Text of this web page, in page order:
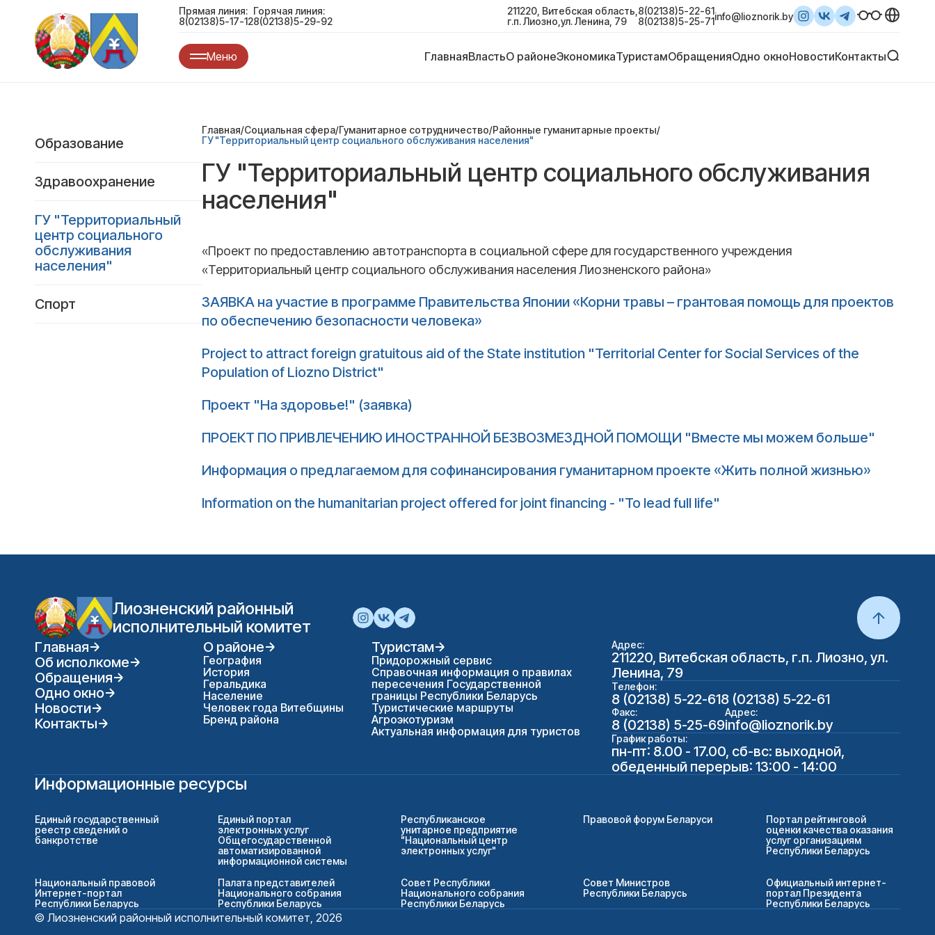
Прямая линия:
8(02138)5-17-12
Горячая линия:
8(02138)5-29-92
211220, Витебская область,
г.п. Лиозно,ул. Ленина, 79
8(02138)5-22-61
8(02138)5-25-71info@lioznorik.by
Меню ГлавнаяВластьО районеЭкономикаТуристамОбращенияОдно окноНовостиКонтакты
Образование
Здравоохранениe
ГУ "Территориальный
центр социального
обслуживания
населения"
Спорт
Главная/Социальная сфера/Гуманитарное сотрудничество/Районные гуманитарные проекты/
ГУ "Территориальный центр социального обслуживания населения"
ГУ "Территориальный центр социального обслуживания
населения"
«Проект по предоставлению автотранспорта в социальной сфере для государственного учреждения
«Территориальный центр социального обслуживания населения Лиозненского района»
ЗАЯВКА на участие в программе Правительства Японии «Корни травы – грантовая помощь для проектов
по обеспечению безопасности человека»
Project to attract foreign gratuitous aid of the State institution "Territorial Center for Social Services of the
Population of Liozno District"
Проект "На здоровье!" (заявка)
ПРОЕКТ ПО ПРИВЛЕЧЕНИЮ ИНОСТРАННОЙ БЕЗВОЗМЕЗДНОЙ ПОМОЩИ "Вместе мы можем больше"
Информация о предлагаемом для софинансирования гуманитарном проекте «Жить полной жизнью»
Information on the humanitarian project offered for joint financing - "To lead full life"
Лиозненский районный
исполнительный комитет
Главная
Об исполкоме
Обращения
Одно окно
Новости
Контакты
О районе
География
История
Геральдика
Население
Человек года Витебщины
Бренд района
Туристам
Придорожный сервис
Справочная информация о правилах
пересечения Государственной
границы Республики Беларусь
Туристические маршруты
Агроэкотуризм
Актуальная информация для туристов
Адрес:
211220, Витебская область, г.п. Лиозно, ул.
Ленина, 79
Телефон:
8 (02138) 5-22-618 (02138) 5-22-61
Факс:
8 (02138) 5-25-69
Адрес:
info@lioznorik.by
График работы:
пн-пт: 8.00 - 17.00, сб-вс: выходной,
обеденный перерыв: 13:00 - 14:00
Информационные ресурсы
Единый государственный
реестр сведений о
банкротстве
Единый портал
электронных услуг
Общегосударственной
автоматизированной
информационной системы
Республиканское
унитарное предприятие
"Национальный центр
электронных услуг"
Правовой форум Беларуси
Портал рейтинговой
оценки качества оказания
услуг организациям
Республики Беларусь
Национальный правовой
Интернет-портал
Республики Беларусь
Палата представителей
Национального собрания
Республики Беларусь
Совет Республики
Национального собрания
Республики Беларусь
Совет Министров
Республики Беларусь
Официальный интернет-
портал Президента
Республики Беларусь
© Лиозненский районный исполнительный комитет, 2026